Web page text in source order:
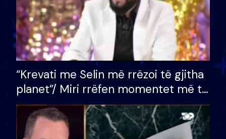
“Krevati me Selin më rrëzoi të gjitha
planet”/ Miri rrëfen momentet më të
bukura në shtëpinë e BB VIP: Do më
mungojë zilja e mëngjesit kur…